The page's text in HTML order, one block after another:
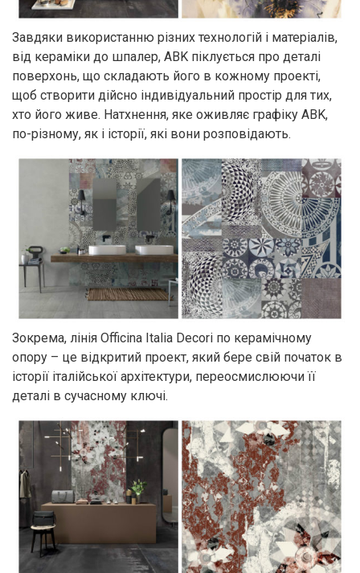
Завдяки використанню різних технологій і матеріалів,
від кераміки до шпалер, ABK піклується про деталі
поверхонь, що складають його в кожному проекті,
щоб створити дійсно індивідуальний простір для тих,
хто його живе. Натхнення, яке оживляє графіку ABK,
по-різному, як і історії, які вони розповідають.
Зокрема, лінія Officina Italia Decori по керамічному
опору – це відкритий проект, який бере свій початок в
історії італійської архітектури, переосмислюючи її
деталі в сучасному ключі.